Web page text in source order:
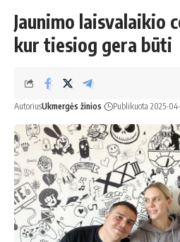
Jaunimo laisvalaikio
kur tiesiog gera būti
AutoriusUkmergės žinios Publikuota 2025-